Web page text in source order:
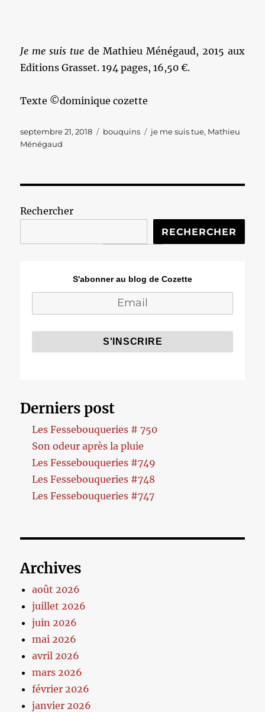
Je me suis tue de Mathieu Ménégaud, 2015 aux
Editions Grasset. 194 pages, 16,50 €.
Texte ©dominique cozette
Publié
le
septembre 21, 2018 Catégories
bouquins Étiquettes
je me suis tue, Mathieu
Ménégaud
Rechercher
RECHERCHER
S'abonner au blog de Cozette
Derniers post
Les Fessebouqueries # 750
Son odeur après la pluie
Les Fessebouqueries #749
Les Fessebouqueries #748
Les Fessebouqueries #747
Archives
août 2026
juillet 2026
juin 2026
mai 2026
avril 2026
mars 2026
février 2026
janvier 2026